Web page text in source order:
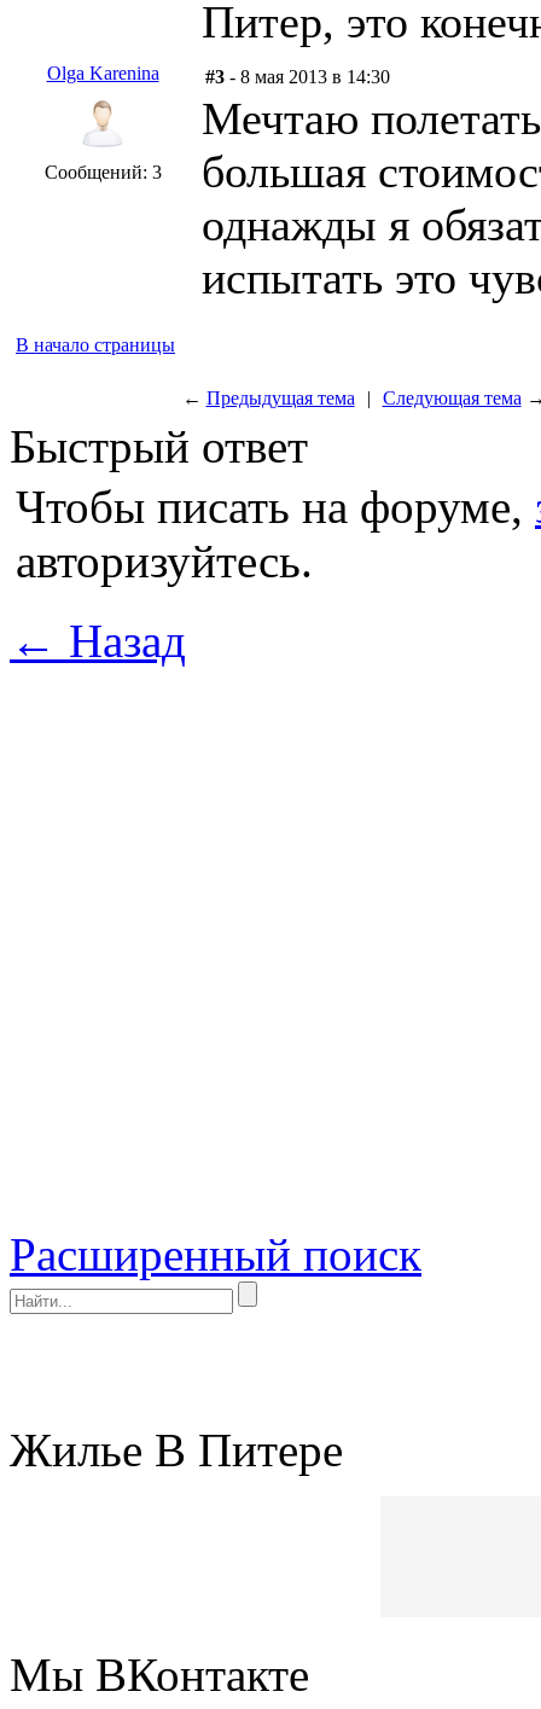
Питер, это
Olga Karenina
Сообщений: 3
#3 - 8 мая 2013 в 14:30
Мечтаю
большая
однажды я
испытать это
В начало страницы
← Предыдущая тема | Следующая тема
Быстрый ответ
Чтобы писать на форуме,
авторизуйтесь.
← Назад
Расширенный поиск
Жилье В Питере
Мы ВКонтакте